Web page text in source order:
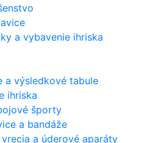
a vybavenie ihriska
a výsledkové tabule
ihriska
športy
a bandáže
vrecia a úderové aparáty